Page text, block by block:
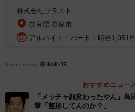
クローゼットに「推し活グッズ」を隠し持っ
「スイート60」と呼び替えていまし
んは、アイドル黄金期を彩った「花
続々と還暦を迎えていることに、驚
株式会社ソラスト
奈良県 奈良市
アルバイト・パート：時給1,051
Sponsored by
おすすめニュー
「メッチャ顔変わったやん」
撃「整形してんのか？」